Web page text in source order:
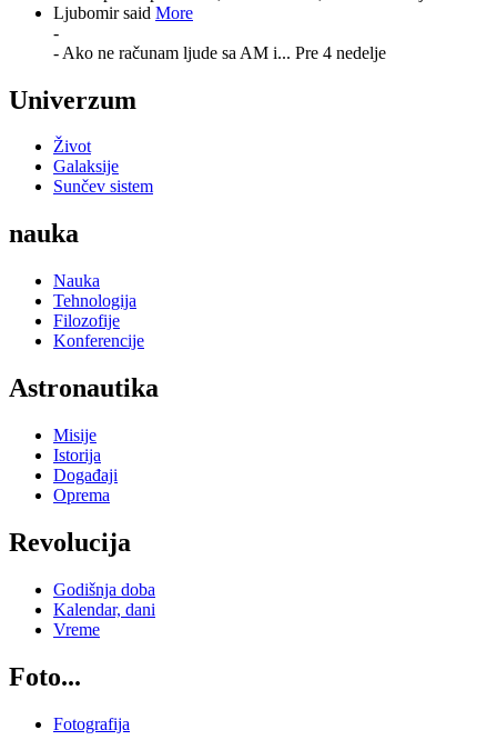
Ljubomir said More
-
- Ako ne računam ljude sa AM i... Pre 4 nedelje
Univerzum
Život
Galaksije
Sunčev sistem
nauka
Nauka
Tehnologija
Filozofije
Konferencije
Astronautika
Misije
Istorija
Događaji
Oprema
Revolucija
Godišnja doba
Kalendar, dani
Vreme
Foto...
Fotografija